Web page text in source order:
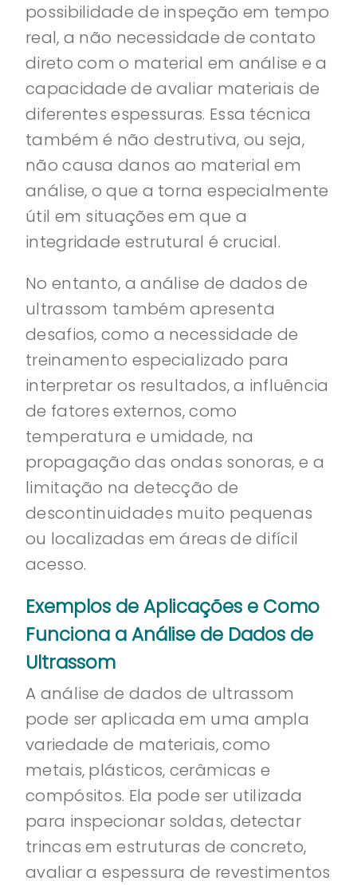
possibilidade de inspeção em tempo
real, a não necessidade de contato
direto com o material em análise e a
capacidade de avaliar materiais de
diferentes espessuras. Essa técnica
também é não destrutiva, ou seja,
não causa danos ao material em
análise, o que a torna especialmente
útil em situações em que a
integridade estrutural é crucial.
No entanto, a análise de dados de
ultrassom também apresenta
desafios, como a necessidade de
treinamento especializado para
interpretar os resultados, a influência
de fatores externos, como
temperatura e umidade, na
propagação das ondas sonoras, e a
limitação na detecção de
descontinuidades muito pequenas
ou localizadas em áreas de difícil
acesso.
Exemplos de Aplicações e Como
Funciona a Análise de Dados de
Ultrassom
A análise de dados de ultrassom
pode ser aplicada em uma ampla
variedade de materiais, como
metais, plásticos, cerâmicas e
compósitos. Ela pode ser utilizada
para inspecionar soldas, detectar
trincas em estruturas de concreto,
avaliar a espessura de revestimentos